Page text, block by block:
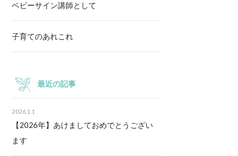
ベビーサイン講師として
子育てのあれこれ
最近の記事
2026.1.1
【2026年】あけましておめでとうござい
ます